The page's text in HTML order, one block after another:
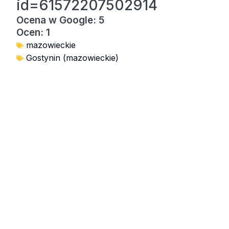
id=61572207502914
Ocena w Google: 5
Ocen: 1
mazowieckie
Gostynin (mazowieckie)